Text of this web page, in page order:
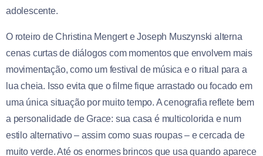
adolescente.
O roteiro de Christina Mengert e Joseph Muszynski alterna
cenas curtas de diálogos com momentos que envolvem mais
movimentação, como um festival de música e o ritual para a
lua cheia. Isso evita que o filme fique arrastado ou focado em
uma única situação por muito tempo. A cenografia reflete bem
a personalidade de Grace: sua casa é multicolorida e num
estilo alternativo – assim como suas roupas – e cercada de
muito verde. Até os enormes brincos que usa quando aparece